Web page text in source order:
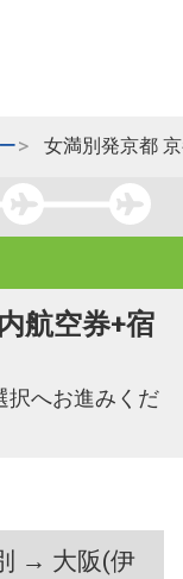
女満別発京都
航空券+宿
択へお進みくだ
→ 大阪(伊